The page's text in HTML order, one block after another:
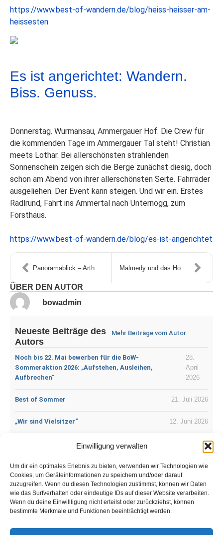
Einwilligung verwalten
Um dir ein optimales Erlebnis zu bieten, verwenden wir Technologien wie
Cookies, um Geräteinformationen zu speichern und/oder darauf
zuzugreifen. Wenn du diesen Technologien zustimmst, können wir Daten
wie das Surfverhalten oder eindeutige IDs auf dieser Website verarbeiten.
Wenn du deine Einwillligung nicht erteilst oder zurückziehst, können
bestimmte Merkmale und Funktionen beeinträchtigt werden.
https://www.best-of-wandern.de/blog/heiss-heisser-am-
heissesten
Es ist angerichtet: Wandern.
Biss. Genuss.
Donnerstag. Wurmansau, Ammergauer Hof. Die Crew für
die kommenden Tage im Ammergauer Tal steht! Christian
meets Lothar. Bei allerschönsten strahlenden
Sonnenschein zeigen sich die Berge zunächst diesig, doch
schon am Abend von ihrer allerschönsten Seite. Fahrräder
ausgeliehen. Der Event kann steigen. Und wir ein. Erstes
Radlrund, Fahrt ins Ammertal nach Unternogg, zum
Forsthaus.
https://www.best-of-wandern.de/blog/es-ist-angerichtet
Malmedy und das Hohe Venn – Wandern auf Holz
ÜBER DEN AUTOR
bowadmin
Neueste Beiträge des
Autors
Mehr Beiträge vom Autor
Noch bis 22. Mai bewerben für die BoW-
Sommeraktion 2026: „Aufstehen, Ausleihen,
Aufbrechen“
28.
April
2026
Best of Sommer 21. Juli 2026
„Wir sind Vielsitzer“ 12. Juni 2026
Vergiss die Maus, begib Dich raus 9. Juni 2026
Sitzen, sitzen, immer nur sitzen 4. Juni 2026
Nix mehr mit viel sitzen 2. Juni 2026